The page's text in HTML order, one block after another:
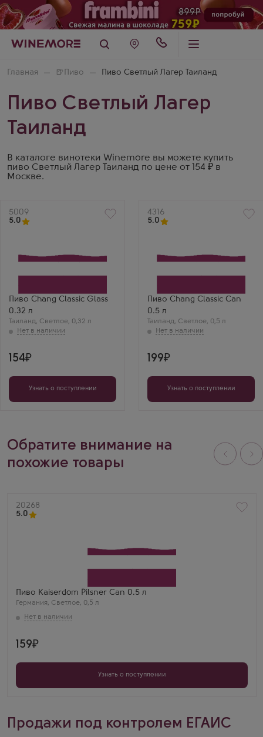
Главная 🍺 Пиво Пиво Светлый Лагер Таиланд
Пиво Светлый Лагер
Таиланд
В каталоге винотеки Winemore вы можете купить
пиво Светлый Лагер Таиланд по цене от 154 ₽ в
Москве.
Артикул
5009
5.0
Пиво Chang Classic Glass
0.32 л
Таиланд, Светлое, 0,32 л
154
Узнать о поступлении
Артикул
4316
5.0
Пиво Chang Classic Can
0.5 л
Таиланд, Светлое, 0,5 л
199
Узнать о поступлении
Обратите внимание на
похожие товары
Артикул
20268
5.0
Пиво Kaiserdom Pilsner Can 0.5 л
Германия, Светлое, 0,5 л
159
Узнать о поступлении
Продажи под контролем ЕГАИС